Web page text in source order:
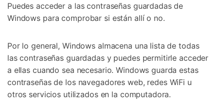
Puedes acceder a las contraseñas guardadas de
Windows para comprobar si están allí o no.
Por lo general, Windows almacena una lista de todas
las contraseñas guardadas y puedes permitirle acceder
a ellas cuando sea necesario. Windows guarda estas
contraseñas de los navegadores web, redes WiFi u
otros servicios utilizados en la computadora.